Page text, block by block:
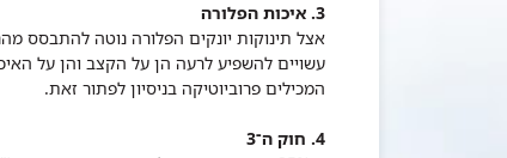
3. איכות הפלורה
אצל תינוקות יונקים הפלורה נוטה להתבסס
עשויים להשפיע לרעה הן על הקצב והן על
המכילים פרוביוטיקה בניסיון לפתור זאת.
4. חוק ה־3